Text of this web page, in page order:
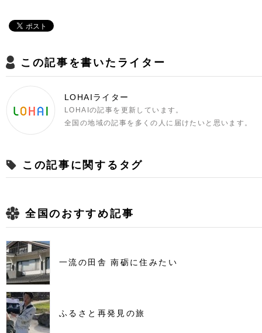
この記事を書いたライター
LOHAIライター
LOHAIの記事を更新しています。
全国の地域の記事を多くの人に届けたいと思います。
この記事に関するタグ
全国のおすすめ記事
一流の田舎 南砺に住みたい
ふるさと再発見の旅